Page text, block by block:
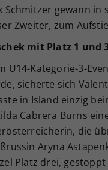
Schmitzer gewann
Zweiter, zum
mit Platz 1 und
U14-Kategorie-3-
sicherte sich
in Island einzig
Cabrera Burns
die
Aryna
Platz drei,